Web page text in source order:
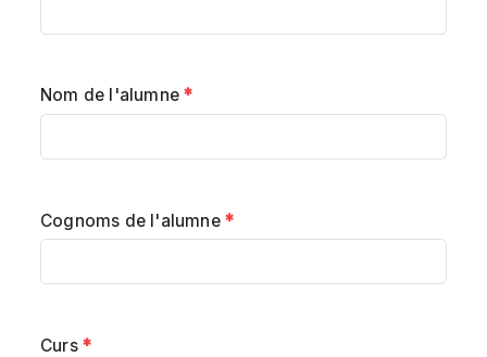
Nom de l'alumne*
Cognoms de l'alumne *
Curs *